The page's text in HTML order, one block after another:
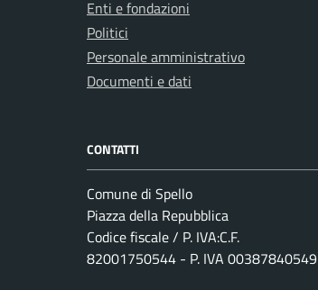
Enti e fondazioni
Politici
Personale amministrativo
Documenti e dati
CONTATTI
Comune di Spello
Piazza della Repubblica
Codice fiscale / P. IVA:C.F.
82001750544 - P. IVA 00387840549